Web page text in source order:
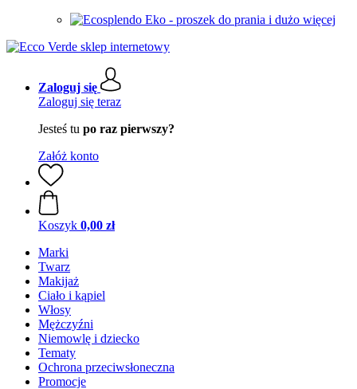
Eko - proszek do prania i dużo więcej
Zaloguj się
Zaloguj się teraz
Jesteś tu po raz pierwszy?
Załóż konto
Koszyk 0,00 zł
Marki
Twarz
Makijaż
Ciało i kąpiel
Włosy
Mężczyźni
Niemowlę i dziecko
Tematy
Ochrona przeciwsłoneczna
Promocje